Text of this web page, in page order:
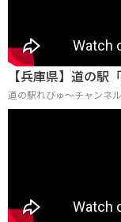
【兵庫県】道の駅
道の駅れびゅ〜チャンネ